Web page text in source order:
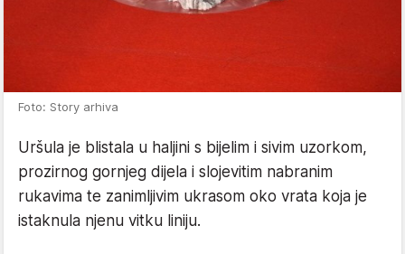
Foto: Story arhiva
Uršula je blistala u haljini s bijelim i sivim uzorkom,
prozirnog gornjeg dijela i slojevitim nabranim
rukavima te zanimljivim ukrasom oko vrata koja je
istaknula njenu vitku liniju.